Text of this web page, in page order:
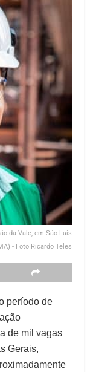
da Vale, em São Luís
- Foto Ricardo Teles
período de
de mil vagas
Gerais,